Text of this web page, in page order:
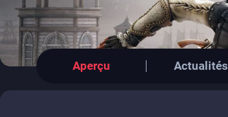
Aperçu Actualités